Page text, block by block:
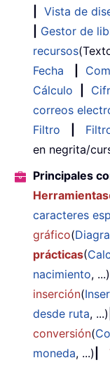
Vista de
Gestor de
recursos
Fecha
Cálculo
correos
Filtro
en negrita/
Principales
Herramientas
caracteres
gráfico(
prácticas(
nacimiento, ...)
inserción(
desde ruta, ...)
conversión(
moneda, ...)